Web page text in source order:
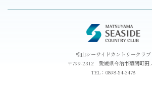
松山シーサイドカントリークラブ
〒799-2312 愛媛県今治市菊間町田
TEL： 0898-54-3478